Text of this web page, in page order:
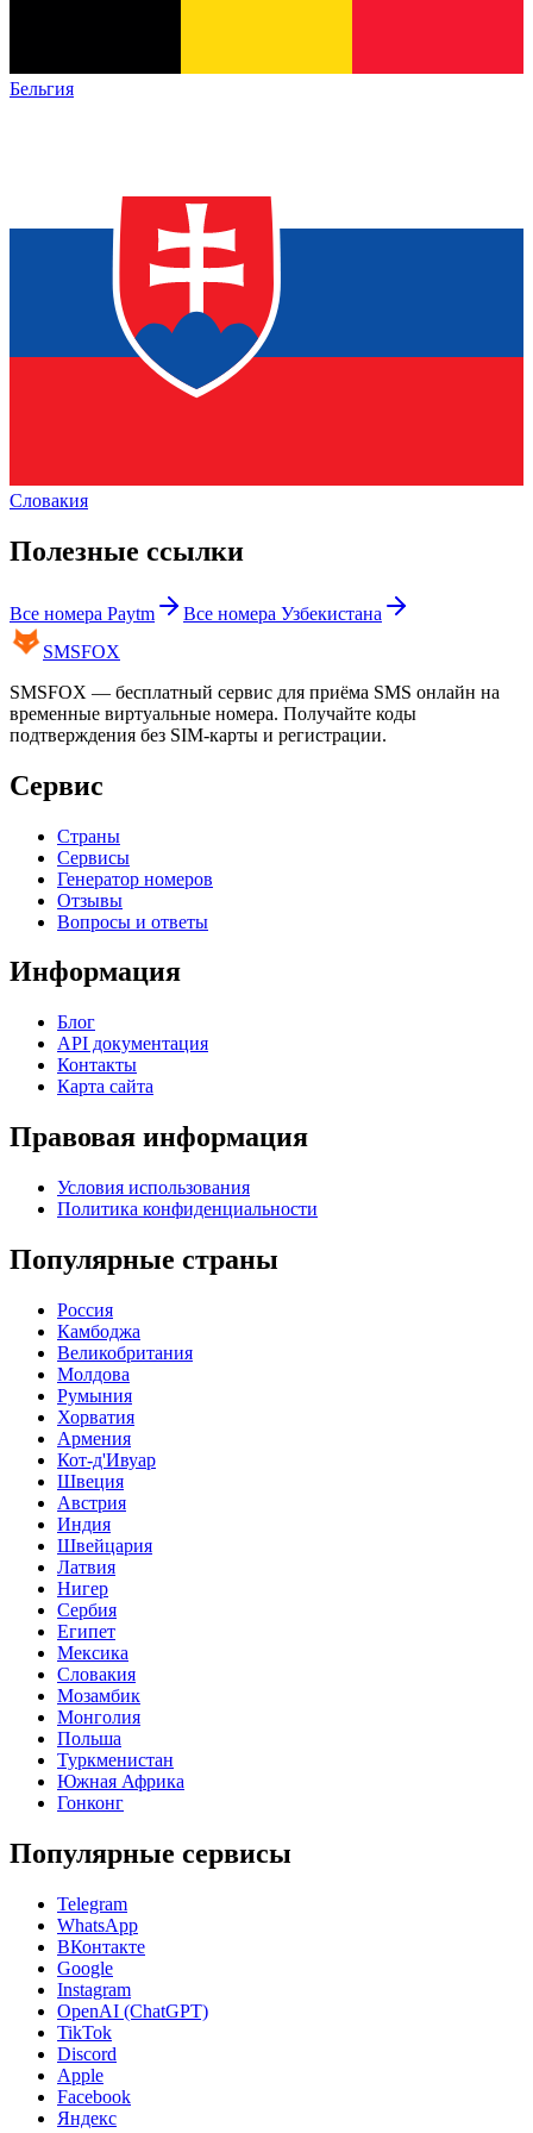
Бельгия
Словакия
Полезные ссылки
Все номера Paytm Все номера Узбекистана
SMSFOX
SMSFOX — бесплатный сервис для приёма SMS онлайн на
временные виртуальные номера. Получайте коды
подтверждения без SIM-карты и регистрации.
Сервис
Страны
Сервисы
Генератор номеров
Отзывы
Вопросы и ответы
Информация
Блог
API документация
Контакты
Карта сайта
Правовая информация
Условия использования
Политика конфиденциальности
Популярные страны
Россия
Камбоджа
Великобритания
Молдова
Румыния
Хорватия
Армения
Кот-д'Ивуар
Швеция
Австрия
Индия
Швейцария
Латвия
Нигер
Сербия
Египет
Мексика
Словакия
Мозамбик
Монголия
Польша
Туркменистан
Южная Африка
Гонконг
Популярные сервисы
Telegram
WhatsApp
ВКонтакте
Google
Instagram
OpenAI (ChatGPT)
TikTok
Discord
Apple
Facebook
Яндекс